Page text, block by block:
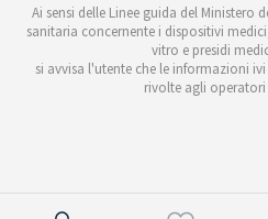
Ai sensi delle Linee guida del Ministero
sanitaria concernente i dispositivi
vitro e presidi
si avvisa l'utente che le informazioni
rivolte agli